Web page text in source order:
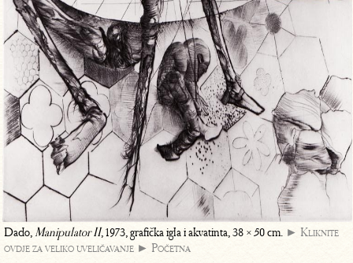
Dado, Manipulator II, 1973, grafička igla i akvatinta, 38 × 50 cm. ► Kliknite
ovdje za veliko uveličavanje ► Početna